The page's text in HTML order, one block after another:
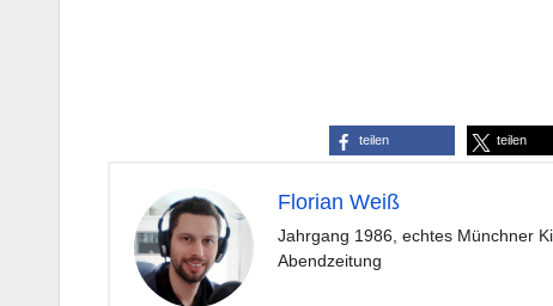
teilen teilen
Florian Weiß
Jahrgang 1986, echtes Münchner
Abendzeitung